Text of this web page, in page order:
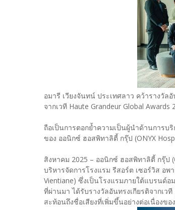
อมารี เวียงจันทน์ ประเทศลาว คว้ารางวัล
จากเวที Haute Grandeur Global Awards
ถือเป็นการตอกย้ำความเป็นผู้นำด้านการบ
ของ ออนิกซ์ ฮอสพิทาลิตี้ กรุ๊ป (ONYX
สิงหาคม 2025 – ออนิกซ์ ฮอสพิทาลิตี้ กรุ๊ป
บริหารจัดการโรงแรม รีสอร์ต เซอร์วิส อพ
Vientiane) ซึ่งเป็นโรงแรมภายใต้แบรนด์อ
ที่ผ่านมา ได้รับรางวัลอันทรงเกียรติจากเว
สะท้อนถึงชื่อเสียงที่เพิ่มขึ้นอย่างต่อเนื่องข